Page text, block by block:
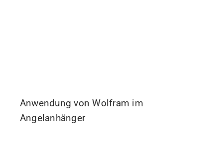
Anwendung von Wolfram im
Angelanhänger